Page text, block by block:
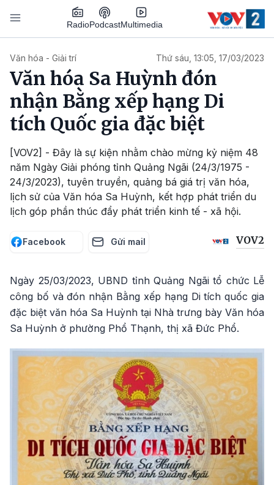
Nhảy đến nội dung
RadioPodcastMultimedia
Văn hóa - Giải trí Thứ sáu, 13:05, 17/03/2023
Văn hóa Sa Huỳnh đón
nhận Bằng xếp hạng Di
tích Quốc gia đặc biệt
[VOV2] - Đây là sự kiện nhằm chào mừng kỷ niệm 48
năm Ngày Giải phóng tỉnh Quảng Ngãi (24/3/1975 -
24/3/2023), tuyên truyền, quảng bá giá trị văn hóa,
lịch sử của Văn hóa Sa Huỳnh, kết hợp phát triển du
lịch góp phần thúc đẩy phát triển kinh tế - xã hội.
Facebook Gửi mail VOV2
Ngày 25/03/2023, UBND tỉnh Quảng Ngãi tổ chức Lễ
công bố và đón nhận Bằng xếp hạng Di tích quốc gia
đặc biệt văn hóa Sa Huỳnh tại Nhà trưng bày Văn hóa
Sa Huỳnh ở phường Phổ Thạnh, thị xã Đức Phổ.